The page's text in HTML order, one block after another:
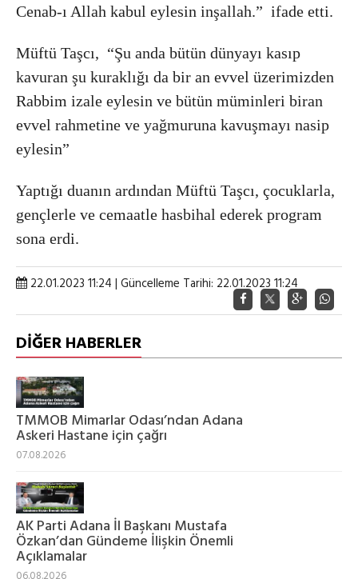
Cenab-ı Allah kabul eylesin inşallah.” ifade etti.
Müftü Taşcı, “Şu anda bütün dünyayı kasıp
kavuran şu kuraklığı da bir an evvel üzerimizden
Rabbim izale eylesin ve bütün müminleri biran
evvel rahmetine ve yağmuruna kavuşmayı nasip
eylesin”
Yaptığı duanın ardından Müftü Taşcı, çocuklarla,
gençlerle ve cemaatle hasbihal ederek program
sona erdi.
22.01.2023 11:24 | Güncelleme Tarihi: 22.01.2023 11:24
DİĞER HABERLER
TMMOB Mimarlar Odası’ndan Adana
Askeri Hastane için çağrı
07.08.2026
AK Parti Adana İl Başkanı Mustafa
Özkan’dan Gündeme İlişkin Önemli
Açıklamalar